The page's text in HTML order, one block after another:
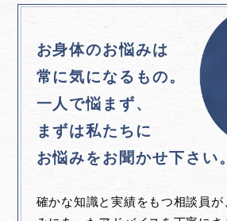
お身体のお悩みは
常に気になるもの。
一人で悩まず、
まずは私たちに
お悩みをお聞かせ下さい。
確かな知識と実績をもつ相談員が